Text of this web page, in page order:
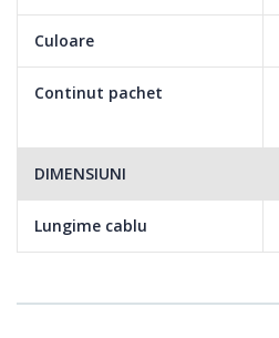
Culoare
Continut pachet
DIMENSIUNI
Lungime cablu